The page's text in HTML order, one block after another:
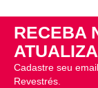
RECEBA
Cadastre seu
Revestrés.